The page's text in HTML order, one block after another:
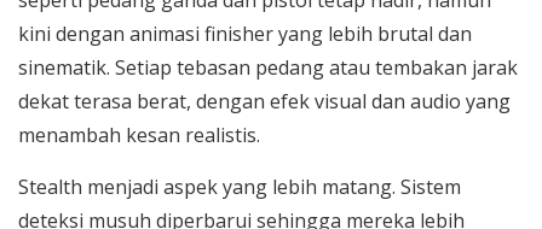
kini dengan animasi finisher yang lebih brutal dan
sinematik. Setiap tebasan pedang atau tembakan jarak
dekat terasa berat, dengan efek visual dan audio yang
menambah kesan realistis.
Stealth menjadi aspek yang lebih matang. Sistem
deteksi musuh diperbarui sehingga mereka lebih